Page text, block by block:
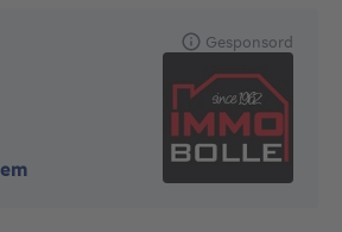
Gesponsord